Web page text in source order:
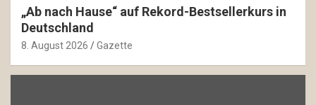
„Ab nach Hause“ auf Rekord-Bestsellerkurs in
Deutschland
8. August 2026 Gazette